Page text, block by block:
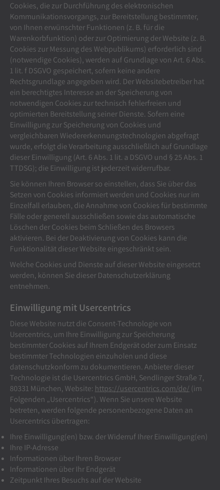
Cookies, die zur Durchführung des elektronischen
Kommunikationsvorgangs, zur Bereitstellung bestimmter,
von Ihnen erwünschter Funktionen (z. B. für die
Warenkorbfunktion) oder zur Optimierung der Website (z. B.
Cookies zur Messung des Webpublikums) erforderlich sind
(notwendige Cookies), werden auf Grundlage von Art. 6 Abs.
1 lit. f DSGVO gespeichert, sofern keine andere
Rechtsgrundlage angegeben wird. Der Websitebetreiber hat
ein berechtigtes Interesse an der Speicherung von
notwendigen Cookies zur technisch fehlerfreien und
optimierten Bereitstellung seiner Dienste. Sofern eine
Einwilligung zur Speicherung von Cookies und
vergleichbaren Wiedererkennungstechnologien abgefragt
wurde, erfolgt die Verarbeitung ausschließlich auf Grundlage
dieser Einwilligung (Art. 6 Abs. 1 lit. a DSGVO und § 25 Abs. 1
TTDSG); die Einwilligung ist jederzeit widerrufbar.
Sie können Ihren Browser so einstellen, dass Sie über das
Setzen von Cookies informiert werden und Cookies nur im
Einzelfall erlauben, die Annahme von Cookies für bestimmte
Fälle oder generell ausschließen sowie das automatische
Löschen der Cookies beim Schließen des Browsers
aktivieren. Bei der Deaktivierung von Cookies kann die
Funktionalität dieser Website eingeschränkt sein.
Welche Cookies und Dienste auf dieser Website eingesetzt
werden, können Sie dieser Datenschutzerklärung
entnehmen.
Einwilligung mit Usercentrics
Diese Website nutzt die Consent-Technologie von
Usercentrics, um Ihre Einwilligung zur Speicherung
bestimmter Cookies auf Ihrem Endgerät oder zum Einsatz
bestimmter Technologien einzuholen und diese
datenschutzkonform zu dokumentieren. Anbieter dieser
Technologie ist die Usercentrics GmbH, Sendlinger Straße 7,
80331 München, Website: https://usercentrics.com/de/ (im
Folgenden „Usercentrics“). Wenn Sie unsere Website
betreten, werden folgende personenbezogene Daten an
Usercentrics übertragen:
Ihre Einwilligung(en) bzw. der Widerruf Ihrer Einwilligung(en)
Ihre IP-Adresse
Informationen über Ihren Browser
Informationen über Ihr Endgerät
Zeitpunkt Ihres Besuchs auf der Website